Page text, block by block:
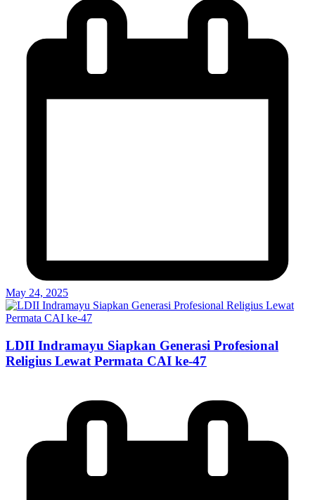
May 24, 2025
LDII Indramayu Siapkan Generasi Profesional
Religius Lewat Permata CAI ke-47